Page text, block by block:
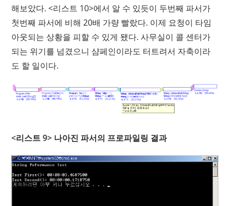
해보았다. <리스트 10>에서 알 수 있듯이 두번째 파서가
첫번째 파서에 비해 20배 가량 빨랐다. 이제 요청이 타임
아웃되는 상황을 피할 수 있게 됐다. 사무실이 콜 센터가
되는 위기를 넘겼으니 샴페인이라도 터트려서 자축이라
도 할 일이다.
<리스트 9> 나아진 파서의 프로파일링 결과